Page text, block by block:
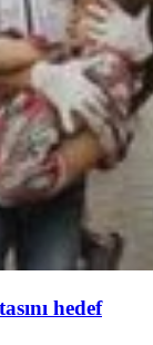
hedef